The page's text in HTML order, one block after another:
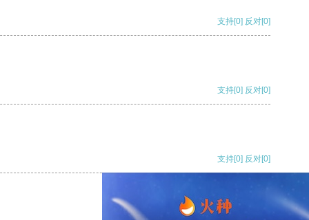
支持[0] 反对[0]
支持[0] 反对[0]
支持[0] 反对[0]